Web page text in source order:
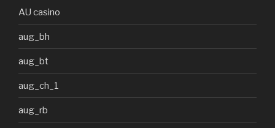
AU casino
aug_bh
aug_bt
aug_ch_1
aug_rb